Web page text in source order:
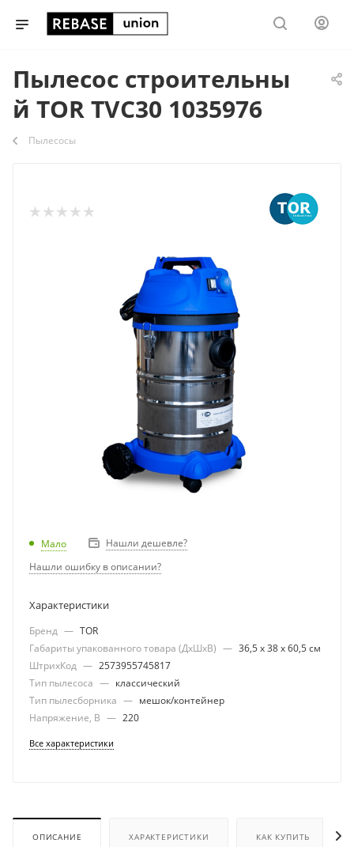
Пылесос строительны
й TOR TVC30 1035976
Пылесосы
Мало
Нашли дешевле?
Нашли ошибку в описании?
Характеристики
Бренд — TOR
Габариты упакованного товара (ДхШхВ) — 36,5 х 38 х 60,5 см
ШтрихКод — 2573955745817
Тип пылесоса — классический
Тип пылесборника — мешок/контейнер
Напряжение, В — 220
Все характеристики
ОПИСАНИЕ ХАРАКТЕРИСТИКИ КАК КУПИТЬ